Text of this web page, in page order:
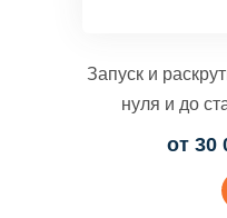
Запуск и
нуля и до
от 30